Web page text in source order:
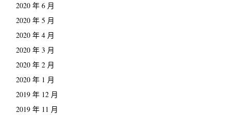
2020 年 6 月
2020 年 5 月
2020 年 4 月
2020 年 3 月
2020 年 2 月
2020 年 1 月
2019 年 12 月
2019 年 11 月